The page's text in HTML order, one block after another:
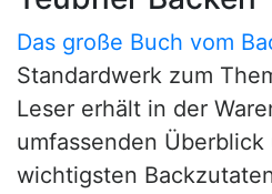
Das große Buch vom
Standardwerk zum
Leser erhält in der
umfassenden Überblick
wichtigsten